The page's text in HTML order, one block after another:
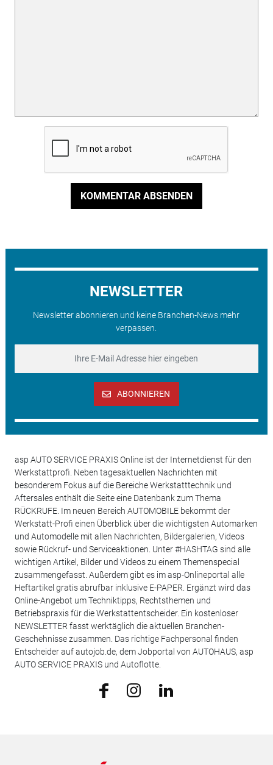
KOMMENTAR ABSENDEN
NEWSLETTER
Newsletter abonnieren und keine Branchen-News mehr
verpassen.
ABONNIEREN
asp AUTO SERVICE PRAXIS Online ist der Internetdienst für den
Werkstattprofi. Neben tagesaktuellen Nachrichten mit
besonderem Fokus auf die Bereiche Werkstatttechnik und
Aftersales enthält die Seite eine Datenbank zum Thema
RÜCKRUFE. Im neuen Bereich AUTOMOBILE bekommt der
Werkstatt-Profi einen Überblick über die wichtigsten Automarken
und Automodelle mit allen Nachrichten, Bildergalerien, Videos
sowie Rückruf- und Serviceaktionen. Unter #HASHTAG sind alle
wichtigen Artikel, Bilder und Videos zu einem Themenspecial
zusammengefasst. Außerdem gibt es im asp-Onlineportal alle
Heftartikel gratis abrufbar inklusive E-PAPER. Ergänzt wird das
Online-Angebot um Techniktipps, Rechtsthemen und
Betriebspraxis für die Werkstattentscheider. Ein kostenloser
NEWSLETTER fasst werktäglich die aktuellen Branchen-
Geschehnisse zusammen. Das richtige Fachpersonal finden
Entscheider auf autojob.de, dem Jobportal von AUTOHAUS, asp
AUTO SERVICE PRAXIS und Autoflotte.